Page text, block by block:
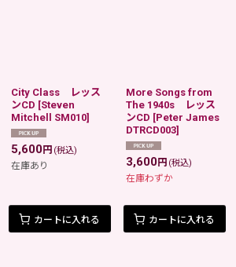
絞り込む
City Class レッス
ンCD [Steven
Mitchell SM010]
5,600円 (税込)
在庫あり
カートに入れる
More Songs from
The 1940s レッス
ンCD [Peter James
DTRCD003]
3,600円 (税込)
在庫わずか
カートに入れる